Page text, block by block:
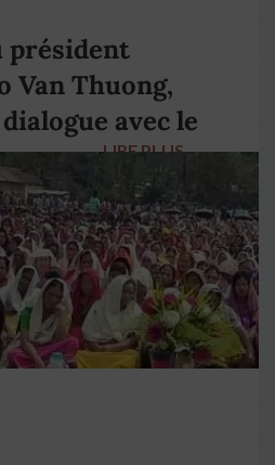
président
Van Thuong,
avec le
LIRE PLUS →